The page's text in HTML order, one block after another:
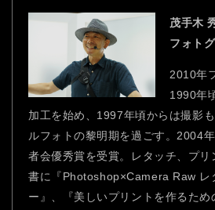
茂手木
フォト
2010年
1990年
加工を始め、1997年頃からは撮影
ルフォトの黎明期を過ごす。2004
者会優秀賞を受賞。レタッチ、プリ
書に『Photoshop×Camera Raw レ
ー』、『美しいプリントを作るため